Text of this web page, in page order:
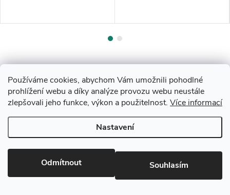
Používáme cookies, abychom Vám umožnili pohodlné
prohlížení webu a díky analýze provozu webu neustále
zlepšovali jeho funkce, výkon a použitelnost. Více informací
Nastavení
Odmítnout Souhlasím
Z
á
p
Drevobis Horoměřice. Všechna práva vyhrazena.
nastavení cookies